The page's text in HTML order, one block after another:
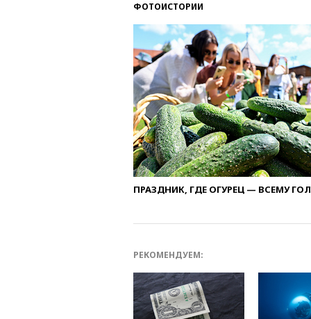
ФОТОИСТОРИИ
ПРАЗДНИК, ГДЕ ОГУРЕЦ — ВСЕМУ
РЕКОМЕНДУЕМ: